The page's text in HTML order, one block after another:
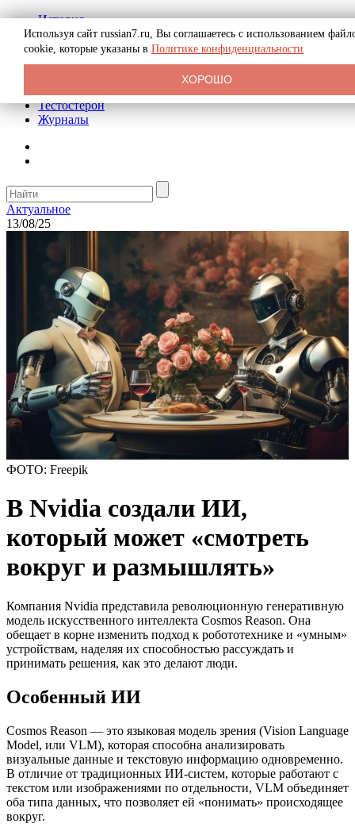
История
Биография
Криминал
Реклама на сайте
Тестостерон
Журналы
Актуальное
13/08/25
ФОТО: Freepik
В Nvidia создали ИИ,
который может «смотреть
вокруг и размышлять»
Компания Nvidia представила революционную генеративную
модель искусственного интеллекта Cosmos Reason. Она
обещает в корне изменить подход к робототехнике и «умным»
устройствам, наделяя их способностью рассуждать и
принимать решения, как это делают люди.
Особенный ИИ
Cosmos Reason — это языковая модель зрения (Vision Language
Model, или VLM), которая способна анализировать
визуальные данные и текстовую информацию одновременно.
В отличие от традиционных ИИ-систем, которые работают с
текстом или изображениями по отдельности, VLM объединяет
оба типа данных, что позволяет ей «понимать» происходящее
вокруг.
Используя сайт russian7.ru, Вы соглашаетесь с использованием
cookie, которые указаны в Политике конфиденциальности
ХОРОШО